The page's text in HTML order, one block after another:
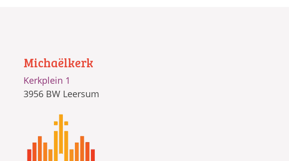
Michaëlkerk
Kerkplein 1
3956 BW Leersum